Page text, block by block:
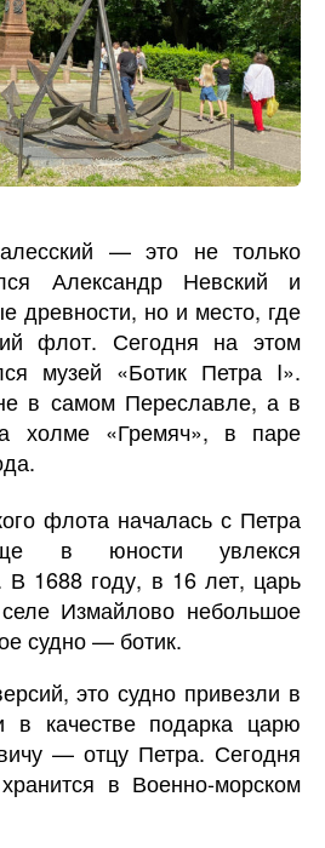
— это не только
Александр Невский и
древности, но и место, где
флот. Сегодня на этом
музей «Ботик Петра I».
в самом Переславле, а в
холме «Гремяч», в паре
флота началась с Петра
в юности увлекся
В 1688 году, в 16 лет, царь
Измайлово небольшое
судно — ботик.
это судно привезли в
в качестве подарка царю
— отцу Петра. Сегодня
в Военно-морском